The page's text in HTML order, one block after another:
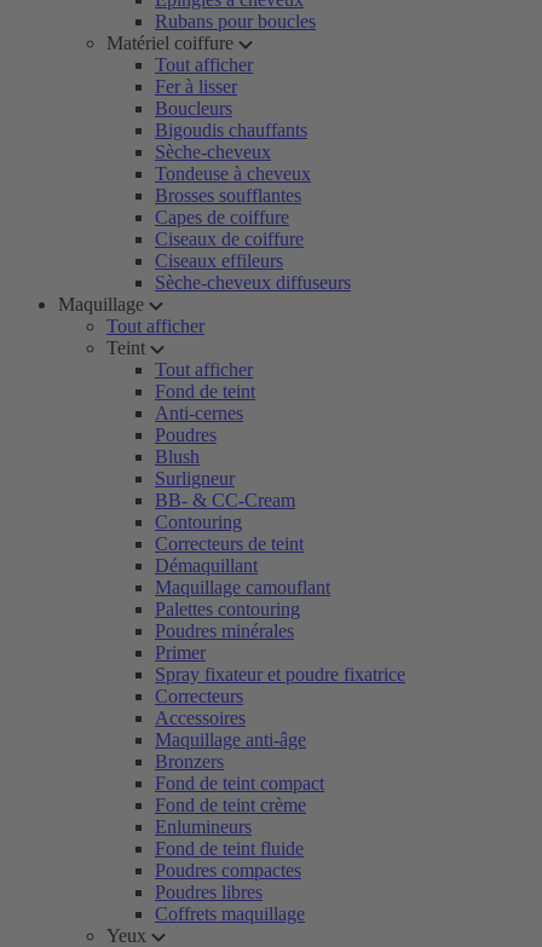
Rubans pour boucles
Matériel coiffure
Tout afficher
Fer à lisser
Boucleurs
Bigoudis chauffants
Sèche-cheveux
Tondeuse à cheveux
Brosses soufflantes
Capes de coiffure
Ciseaux de coiffure
Ciseaux effileurs
Sèche-cheveux diffuseurs
Maquillage
Tout afficher
Teint
Tout afficher
Fond de teint
Anti-cernes
Poudres
Blush
Surligneur
BB- & CC-Cream
Contouring
Correcteurs de teint
Démaquillant
Maquillage camouflant
Palettes contouring
Poudres minérales
Primer
Spray fixateur et poudre fixatrice
Correcteurs
Accessoires
Maquillage anti-âge
Bronzers
Fond de teint compact
Fond de teint crème
Enlumineurs
Fond de teint fluide
Poudres compactes
Poudres libres
Coffrets maquillage
Yeux